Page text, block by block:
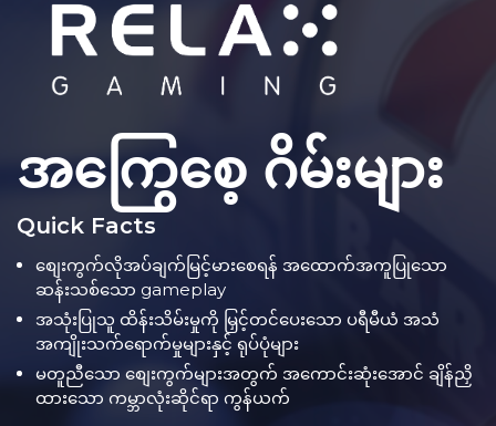
အကြွေစေ့ ဂိမ်းများ
Quick Facts
စျေးကွက်လိုအပ်ချက်မြင့်မားစေရန် အထောက်အကူပြုသော
ဆန်းသစ်သော gameplay
အသုံးပြုသူ ထိန်းသိမ်းမှုကို မြှင့်တင်ပေးသော ပရီမီယံ အသံ
အကျိုးသက်ရောက်မှုများနှင့် ရုပ်ပုံများ
မတူညီသော စျေးကွက်များအတွက် အကောင်းဆုံးအောင် ချိန်ညှိ
ထားသော ကမ္ဘာလုံးဆိုင်ရာ ကွန်ယက်